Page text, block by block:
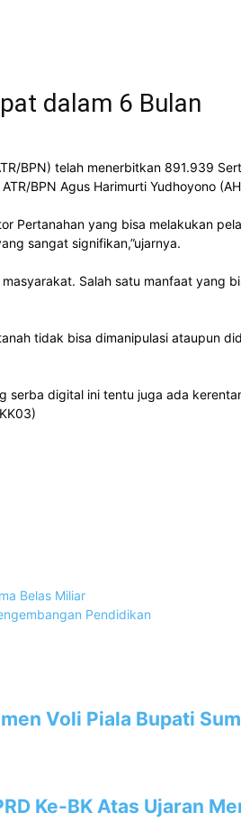
dalam 6 Bulan
BPN) telah menerbitkan 891.939
BPN Agus Harimurti Yudhoyono
Pertanahan yang bisa melakukan
sangat signifikan,”ujarnya.
Salah satu manfaat yang
tidak bisa dimanipulasi ataupun
digital ini tentu juga ada
Belas Miliar
Pendidikan
Voli Piala Bupati
Ke-BK Atas Ujaran